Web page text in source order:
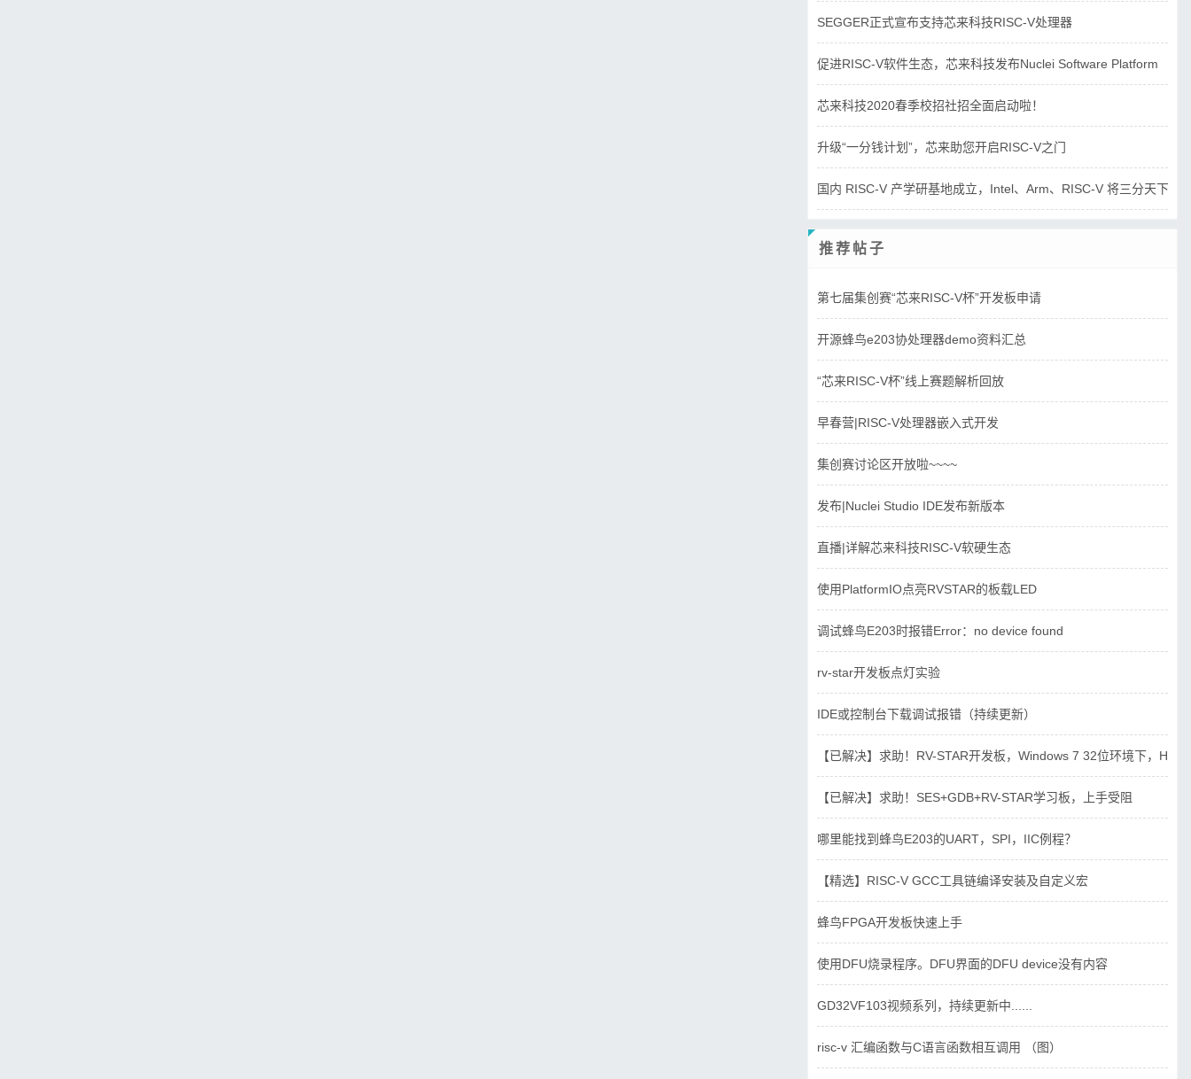
SEGGER正式宣布支持芯来科技RISC-V处理器
促进RISC-V软件生态，芯来科技发布Nuclei Software Platform
芯来科技2020春季校招社招全面启动啦！
升级“一分钱计划”，芯来助您开启RISC-V之门
国内 RISC-V 产学研基地成立，Intel、Arm、RISC-V 将三分天下？
推荐帖子
第七届集创赛“芯来RISC-V杯”开发板申请
开源蜂鸟e203协处理器demo资料汇总
“芯来RISC-V杯”线上赛题解析回放
早春营|RISC-V处理器嵌入式开发
集创赛讨论区开放啦~~~~
发布|Nuclei Studio IDE发布新版本
直播|详解芯来科技RISC-V软硬生态
使用PlatformIO点亮RVSTAR的板载LED
调试蜂鸟E203时报错Error：no device found
rv-star开发板点灯实验
IDE或控制台下载调试报错（持续更新）
【已解决】求助！RV-STAR开发板，Windows 7 32位环境下，
【已解决】求助！SES+GDB+RV-STAR学习板，上手受阻
哪里能找到蜂鸟E203的UART，SPI，IIC例程？
【精选】RISC-V GCC工具链编译安装及自定义宏
蜂鸟FPGA开发板快速上手
使用DFU烧录程序。DFU界面的DFU device没有内容
GD32VF103视频系列，持续更新中......
risc-v 汇编函数与C语言函数相互调用 （图）